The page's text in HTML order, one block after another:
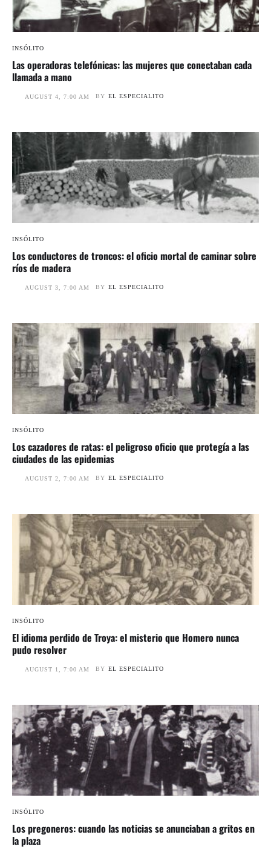
INSÓLITO
Las operadoras telefónicas: las mujeres que conectaban cada
llamada a mano
AUGUST 4, 7:00 AM BY EL ESPECIALITO
INSÓLITO
Los conductores de troncos: el oficio mortal de caminar sobre
ríos de madera
AUGUST 3, 7:00 AM BY EL ESPECIALITO
INSÓLITO
Los cazadores de ratas: el peligroso oficio que protegía a las
ciudades de las epidemias
AUGUST 2, 7:00 AM BY EL ESPECIALITO
INSÓLITO
El idioma perdido de Troya: el misterio que Homero nunca
pudo resolver
AUGUST 1, 7:00 AM BY EL ESPECIALITO
INSÓLITO
Los pregoneros: cuando las noticias se anunciaban a gritos en
la plaza